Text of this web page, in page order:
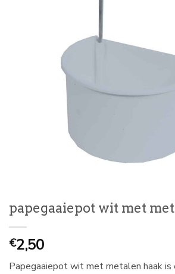
papegaaiepot wit met
€2,50
Papegaaiepot wit met metalen haak